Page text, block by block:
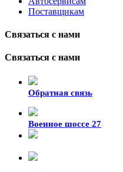
Поставщикам
Связаться с нами
Связаться с нами
Обратная связь
Военное шоссе 27